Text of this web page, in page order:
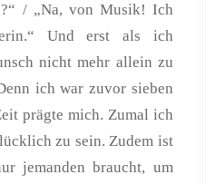
/ „Na, von Musik! Ich
Und erst als ich
nicht mehr allein zu
ich war zuvor sieben
prägte mich. Zumal ich
zu sein. Zudem ist
jemanden braucht, um